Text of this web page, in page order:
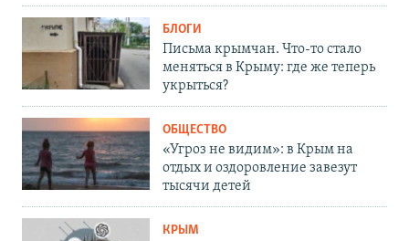
БЛОГИ
Письма крымчан. Что-то стало
меняться в Крыму: где же теперь
укрыться?
ОБЩЕСТВО
«Угроз не видим»: в Крым на
отдых и оздоровление завезут
тысячи детей
КРЫМ